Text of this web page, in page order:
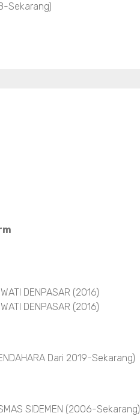
Sekarang)
DENPASAR (2016)
DENPASAR (2016)
Dari 2019-Sekarang)
SIDEMEN (2006-Sekarang)